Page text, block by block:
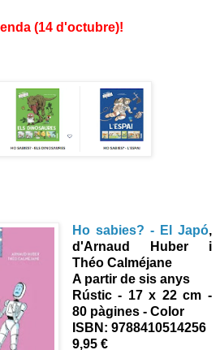
(14 d'octubre)!
Ho sabies? - El Japó,
d'Arnaud Huber i
Théo Calméjane
A partir de sis anys
Rústic - 17 x 22 cm -
80 pàgines - Color
ISBN: 9788410514256
9,95 €